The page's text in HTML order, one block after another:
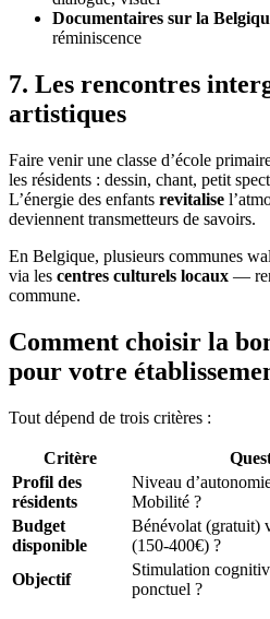
Documentaires sur la
réminiscence
7. Les rencontres
artistiques
Faire venir une classe d’école
les résidents : dessin, chant, petit
L’énergie des enfants revitalise
deviennent transmetteurs de savoirs.
En Belgique, plusieurs communes
via les centres culturels locaux —
commune.
Comment choisir la
pour votre
Tout dépend de trois critères :
Critère
Profil des
résidents
Niveau
Mobilité ?
Budget
disponible
Bénévolat (gratuit)
(150-400€) ?
Objectif
Stimulation
ponctuel ?